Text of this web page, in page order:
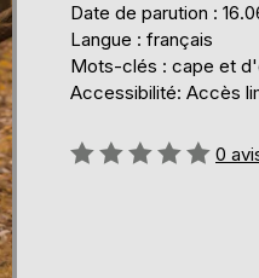
Date de parution :
Langue : français
Mots-clés : cape et
Accessibilité: Accès
Évaluation:
0